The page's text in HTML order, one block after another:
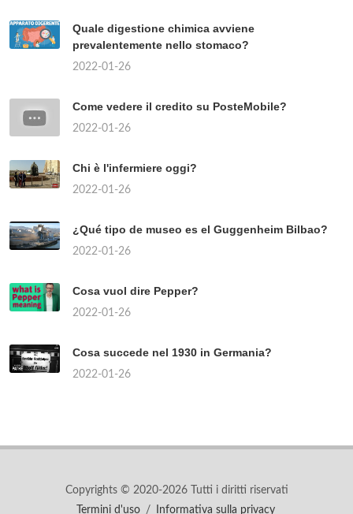
Quale digestione chimica avviene
prevalentemente nello stomaco?
2022-01-26
Come vedere il credito su PosteMobile?
2022-01-26
Chi è l'infermiere oggi?
2022-01-26
¿Qué tipo de museo es el Guggenheim Bilbao?
2022-01-26
Cosa vuol dire Pepper?
2022-01-26
Cosa succede nel 1930 in Germania?
2022-01-26
Copyrights © 2020-2026 Tutti i diritti riservati
Termini d'uso
/ Informativa sulla privacy